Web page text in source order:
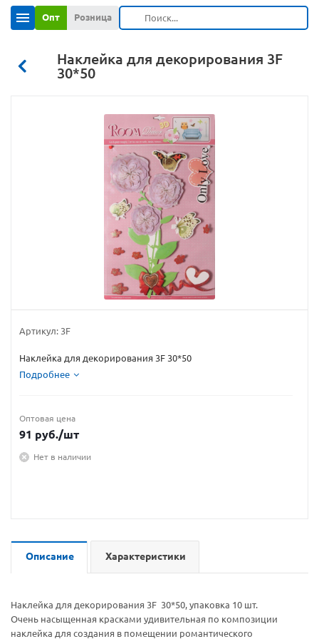
Опт Розница
Наклейка для декорирования 3F
30*50
Артикул: 3F
Наклейка для декорирования 3F 30*50
Подробнее
Оптовая цена
91 руб./шт
Нет в наличии
Описание Характеристики
Наклейка для декорирования 3F 30*50, упаковка 10 шт.
Очень насыщенная красками удивительная по композиции
наклейка для создания в помещении романтического